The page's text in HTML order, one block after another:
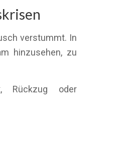
verstummt. In
hinzusehen, zu
Rückzug oder